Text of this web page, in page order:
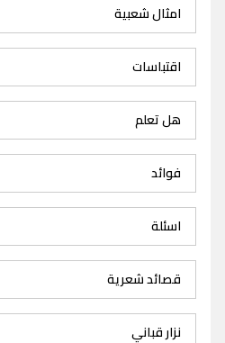
امثال شعبية
اقتباسات
هل تعلم
فوائد
اسئلة
قصائد شعرية
نزار قباني